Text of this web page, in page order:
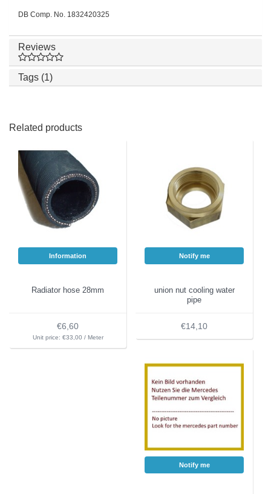
DB Comp. No. 1832420325
Reviews
Tags (1)
Related products
Information
Radiator hose 28mm
€6,60
Unit price: €33,00 / Meter
Notify me
union nut cooling water
pipe
€14,10
Notify me